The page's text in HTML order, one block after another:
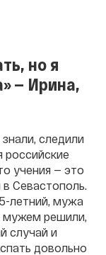
но я
— Ирина,
следили
российские
учения — это
Севастополь.
летний, мужа
мужем решили,
случай и
довольно